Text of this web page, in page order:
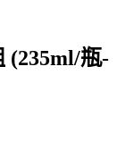
(235ml/瓶-